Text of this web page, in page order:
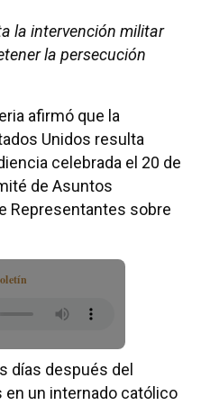
la intervención militar
la persecución
afirmó que la
Unidos resulta
celebrada el 20 de
de Asuntos
Representantes sobre
días después del
un internado católico